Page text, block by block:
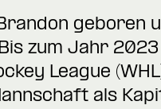
geboren
zum Jahr
League
als